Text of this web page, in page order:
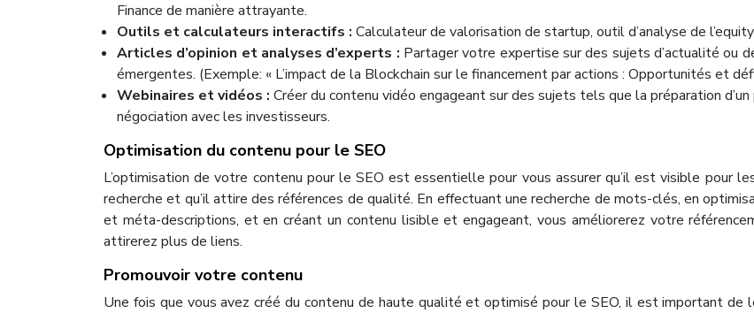
Finance de manière attrayante.
Outils et calculateurs interactifs : Calculateur de valorisation de startup, outil d’analyse de
Articles d’opinion et analyses d’experts : Partager votre expertise sur des sujets d’actualité ou
émergentes. (Exemple: « L’impact de la Blockchain sur le financement par actions : Opportunités et
Webinaires et vidéos : Créer du contenu vidéo engageant sur des sujets tels que la préparation d’un
négociation avec les investisseurs.
Optimisation du contenu pour le SEO
L’optimisation de votre contenu pour le SEO est essentielle pour vous assurer qu’il est visible pour
recherche et qu’il attire des références de qualité. En effectuant une recherche de mots-clés, en
et méta-descriptions, et en créant un contenu lisible et engageant, vous améliorerez votre
attirerez plus de liens.
Promouvoir votre contenu
Une fois que vous avez créé du contenu de haute qualité et optimisé pour le SEO, il est important de